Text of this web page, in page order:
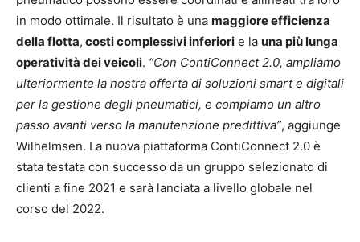
in modo ottimale. Il risultato è una maggiore efficienza
della flotta, costi complessivi inferiori e la una più lunga
operatività dei veicoli. “Con ContiConnect 2.0, ampliamo
ulteriormente la nostra offerta di soluzioni smart e digitali
per la gestione degli pneumatici, e compiamo un altro
passo avanti verso la manutenzione predittiva”, aggiunge
Wilhelmsen. La nuova piattaforma ContiConnect 2.0 è
stata testata con successo da un gruppo selezionato di
clienti a fine 2021 e sarà lanciata a livello globale nel
corso del 2022.